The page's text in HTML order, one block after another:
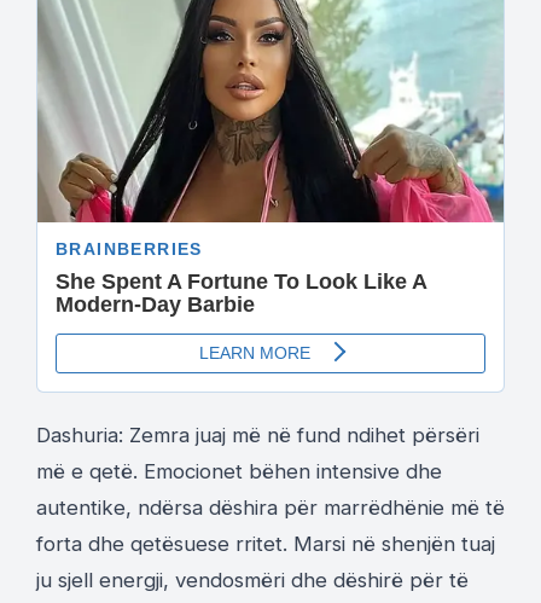
Dashuria: Zemra juaj më në fund ndihet përsëri
më e qetë. Emocionet bëhen intensive dhe
autentike, ndërsa dëshira për marrëdhënie më të
forta dhe qetësuese rritet. Marsi në shenjën tuaj
ju sjell energji, vendosmëri dhe dëshirë për të